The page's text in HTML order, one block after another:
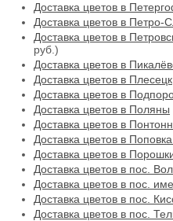
Доставка цветов в
Доставка цветов в Петро-
Доставка цветов в
руб.)
Доставка цветов в
Доставка цветов в Плесецк
Доставка цветов в
Доставка цветов в Поляны
Доставка цветов в
Доставка цветов в
Доставка цветов в
Доставка цветов в пос.
Доставка цветов в пос.
Доставка цветов в пос.
Доставка цветов в пос.